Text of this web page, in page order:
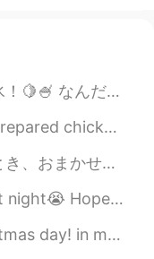
、弁当箱すら自
いたよ😂もちろ
...
2020.05.18 05:51
っとレモンジェラートに似てるかな？ 次かき氷頼む時に、イチゴ...
and barbecue sauce ...
のバーに行ってお酒を飲んだりして楽しかったです！ もう一回行...
happier and prosperous 2️⃣0️...
asia, we do not have any o...